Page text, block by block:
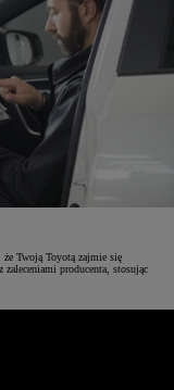
Twoją Toyotą zajmie się
producenta, stosując